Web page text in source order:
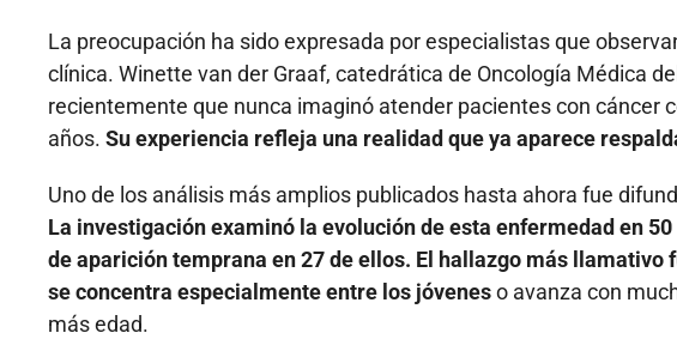
La preocupación ha sido expresada por especialistas que
clínica. Winette van der Graaf, catedrática de Oncología Médica
recientemente que nunca imaginó atender pacientes con cáncer
años. Su experiencia refleja una realidad que ya aparece
Uno de los análisis más amplios publicados hasta ahora fue
La investigación examinó la evolución de esta enfermedad en
de aparición temprana en 27 de ellos. El hallazgo más
se concentra especialmente entre los jóveneso avanza con
más edad.